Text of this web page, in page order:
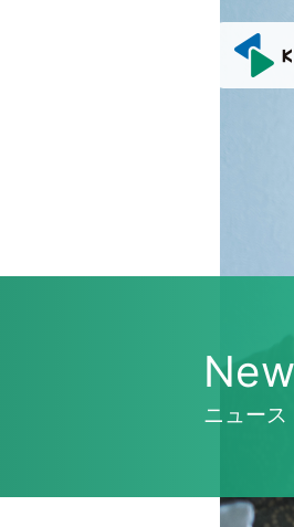
New
ニ ュ ース